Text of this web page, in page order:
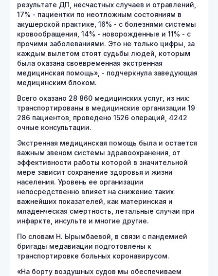
результате ДП, несчастных случаев и отравлений,
17% - пациентки по неотложным состояниям в
акушерской практике, 16% - с болезнями системы
кровообращения, 14% - новорожденные и 11% - с
прочими заболеваниями. Это не только цифры, за
каждым вылетом стоят судьбы людей, которым
была оказана своевременная экстренная
медицинская помощь», - подчеркнула заведующая
медицинским блоком.
Всего оказано 28 860 медицинских услуг, из них:
транспортированы в медицинские организации 19
286 пациентов, проведено 1526 операций, 4242
очные консультации.
Экстренная медицинская помощь была и остается
важным звеном системы здравоохранения, от
эффективности работы которой в значительной
мере зависит сохранение здоровья и жизни
населения. Уровень ее организации
непосредственно влияет на снижение таких
важнейших показателей, как материнская и
младенческая смертность, летальные случаи при
инфаркте, инсульте и многие другие.
По словам Н. Ырымбаевой, в связи с пандемией
бригады медавиации подготовлены к
транспортировке больных коронавирусом.
«На борту воздушных судов мы обеспечиваем